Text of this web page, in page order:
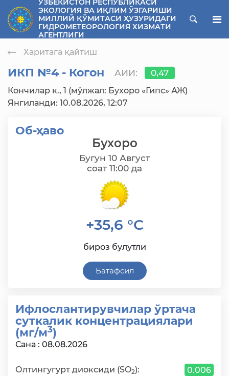
menu
ЎЗБЕКИСТОН РЕСПУБЛИКАСИ
ЭКОЛОГИЯ ВА ИҚЛИМ ЎЗГАРИШИ
МИЛЛИЙ ҚЎМИТАСИ ҲУЗУРИДАГИ
ГИДРОМЕТЕОРОЛОГИЯ ХИЗМАТИ
АГЕНТЛИГИ
Харитага қайтиш
ИКП №4 - Когон АИИ: 0,47
Кончилар к., 1 (мўлжал: Бухоро «Гипс» АЖ)
Янгиланди: 10.08.2026, 12:07
Об-ҳаво
Бухоро
Бугун 10 Август
соат 11:00 да
+35,6 °C
бироз булутли
Батафсил
Ифлослантирувчилар ўртача
суткалик концентрациялари
(мг/м3)
Сана : 08.08.2026
Олтингугурт диоксиди (SO2): 0.006